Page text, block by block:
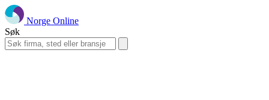
Norge Online
Søk